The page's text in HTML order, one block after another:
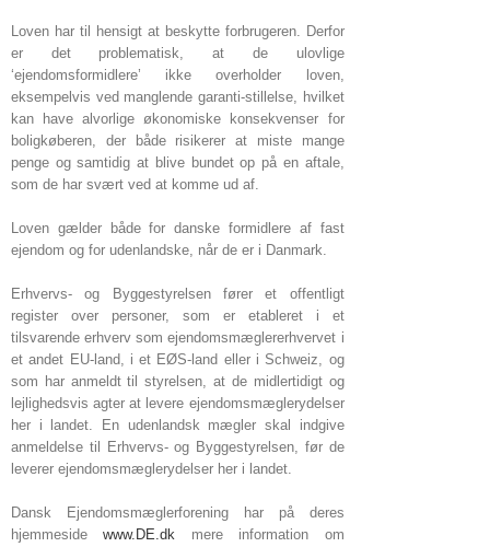
Loven har til hensigt at beskytte forbrugeren. Derfor
er det problematisk, at de ulovlige
‘ejendomsformidlere’ ikke overholder loven,
eksempelvis ved manglende garanti-stillelse, hvilket
kan have alvorlige økonomiske konsekvenser for
boligkøberen, der både risikerer at miste mange
penge og samtidig at blive bundet op på en aftale,
som de har svært ved at komme ud af.
Loven gælder både for danske formidlere af fast
ejendom og for udenlandske, når de er i Danmark.
Erhvervs- og Byggestyrelsen fører et offentligt
register over personer, som er etableret i et
tilsvarende erhverv som ejendomsmæglererhvervet i
et andet EU-land, i et EØS-land eller i Schweiz, og
som har anmeldt til styrelsen, at de midlertidigt og
lejlighedsvis agter at levere ejendomsmæglerydelser
her i landet. En udenlandsk mægler skal indgive
anmeldelse til Erhvervs- og Byggestyrelsen, før de
leverer ejendomsmæglerydelser her i landet.
Dansk Ejendomsmæglerforening har på deres
hjemmesidewww.DE.dk mere information om